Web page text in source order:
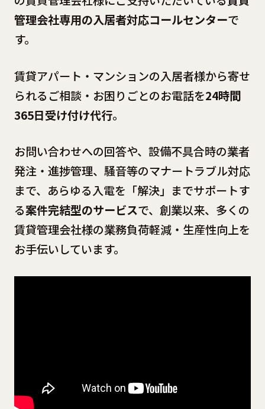
管理会社専用の入居者対応コールセンターで
す。
賃貸アパート・マンションの入居者様から寄せ
られるご相談・お困りごとのお電話を24時間
365日受け付け代行。
お問い合わせへの回答や、設備不具合時の業者
発注・進捗管理、騒音等のマナートラブル対応
まで、あらゆる入電を「解決」までサポートす
る案件完結型のサービスで、創業以来、多くの
賃貸管理会社様の業務負荷軽減・生産性向上を
お手伝いしています。